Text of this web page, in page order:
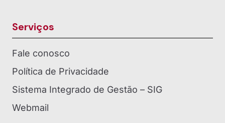
Serviços
Fale conosco
Política de Privacidade
Sistema Integrado de Gestão – SIG
Webmail